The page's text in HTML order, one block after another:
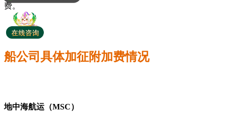
费。
船公司具体加征附加费情况
地中海航运（MSC）
全球商标专利注册